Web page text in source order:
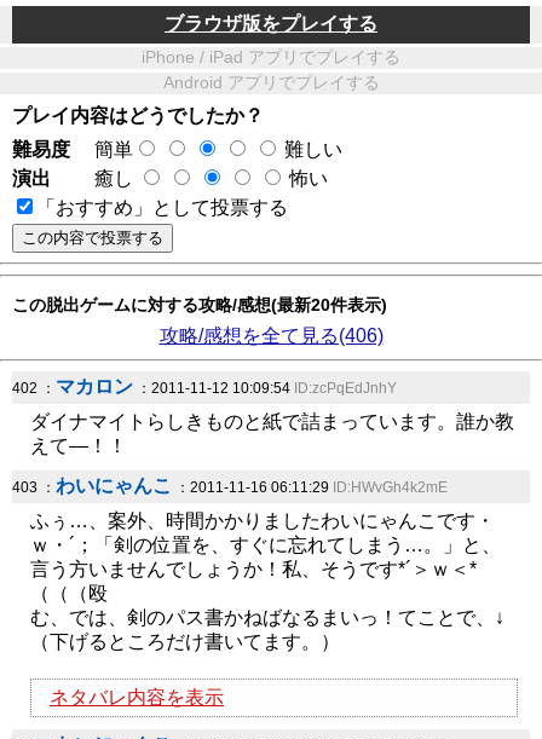
ブラウザ版をプレイする
iPhone / iPad アプリでプレイする
Android アプリでプレイする
プレイ内容はどうでしたか？
難易度
簡単
難しい
演出
癒し
怖い
「おすすめ」として投票する
この脱出ゲームに対する攻略/感想(最新20件表示)
攻略/感想を全て見る(406)
402 ： マカロン ：2011-11-12 10:09:54 ID:zcPqEdJnhY
ダイナマイトらしきものと紙で詰まっています。誰か教
えて―！！
403 ： わいにゃんこ ：2011-11-16 06:11:29 ID:HWvGh4k2mE
ふぅ…、案外、時間かかりましたわいにゃんこです・
ｗ・´；「剣の位置を、すぐに忘れてしまう…。」と、
言う方いませんでしょうか！私、そうです*´＞ｗ＜*
（（（殴
む、では、剣のパス書かねばなるまいっ！てことで、↓
（下げるところだけ書いてます。）
ネタバレ内容を表示